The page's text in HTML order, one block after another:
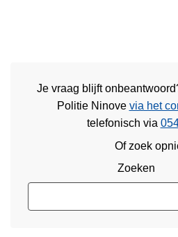
Je vraag blijft
Politie Ninove via het
telefonisch via
Of zoek
Zoeken